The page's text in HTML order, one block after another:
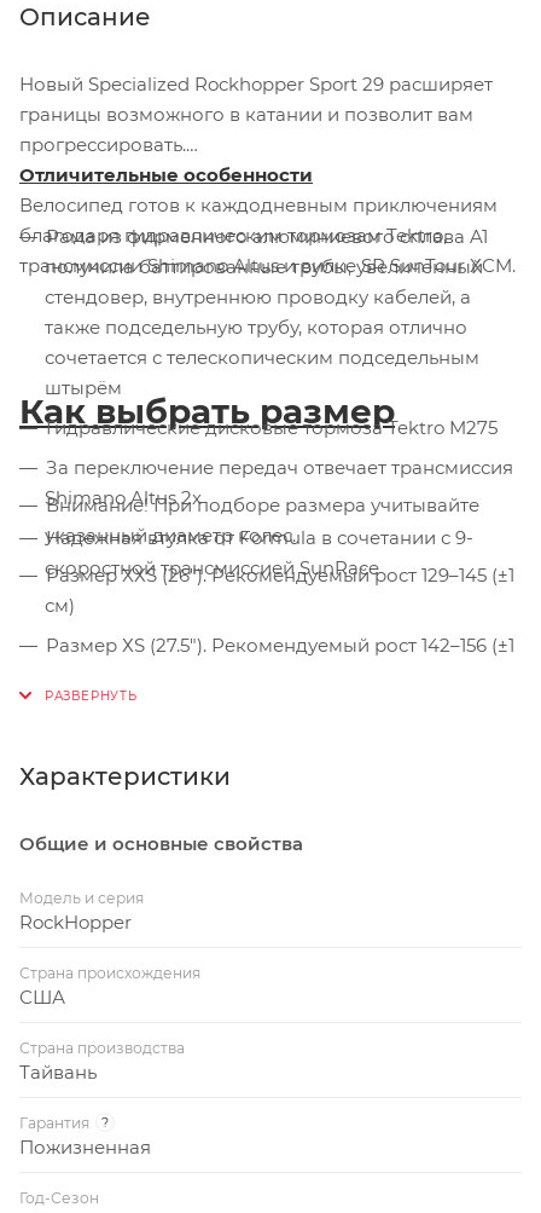
Описание
Новый Specialized Rockhopper Sport 29 расширяет
границы возможного в катании и позволит вам
прогрессировать.
Велосипед готов к каждодневным приключениям
благодаря гидравлическим тормозам Tektro,
трансмиссии Shimano Altus и вилке SR SunTour XCM.
Отличительные особенности
Рама из фирменного алюминиевого сплава A1
получила баттированные трубы, увеличенный
стендовер, внутреннюю проводку кабелей, а
также подседельную трубу, которая отлично
сочетается с телескопическим подседельным
штырём
Гидравлические дисковые тормоза Tektro M275
За переключение передач отвечает трансмиссия
Shimano Altus 2x
Надежная втулка от Formula в сочетании с 9-
скоростной трансмиссией SunRace
Как выбрать размер
Внимание! При подборе размера учитывайте
указанный диаметр колес.
Размер XХS (26"). Рекомендуемый рост 129–145 (±1
см)
Размер ХS (27.5"). Рекомендуемый рост 142–156 (±1
Размер S (29"). Рекомендуемый рост 158–165 (±1
Размер M (27.5"). Рекомендуемый рост 162–178 (±1
Размер M (29"). Рекомендуемый рост 165–178 (±1
Размер L (29"). Рекомендуемый рост 175–185 (±1
Размер XL (29"). Рекомендуемый рост 183–196 (±1
Размер ХXL (29"). Рекомендуемый рост 193–206 (±1
Характеристики
Общие и основные свойства
Модель и серия
RockHopper
Страна происхождения
США
Страна производства
Тайвань
Гарантия ?
Пожизненная
Год-Сезон